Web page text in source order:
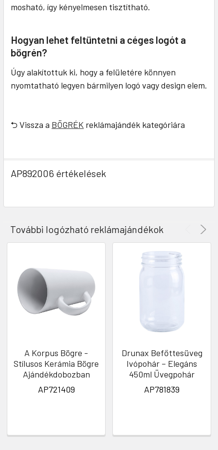
mosható, így kényelmesen tisztítható.
Hogyan lehet feltüntetni a céges logót a
bögrén?
Úgy alakítottuk ki, hogy a felületére könnyen
nyomtatható legyen bármilyen logó vagy design elem.
⮌ Vissza a BÖGRÉK reklámajándék kategóriára
AP892006 értékelések
További logózható reklámajándékok
A Korpus Bögre -
Stílusos Kerámia Bögre
Ajándékdobozban
AP721409
Drunax Befőttesüveg
Ivópohár – Elegáns
450ml Üvegpohár
AP781839